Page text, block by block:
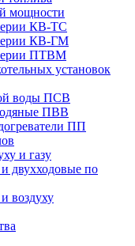
мощности
КВ-ТС
КВ-ГМ
ПТВМ
установок
воды ПСВ
ПВВ
ПП
и газу
двухходовые по
воздуху